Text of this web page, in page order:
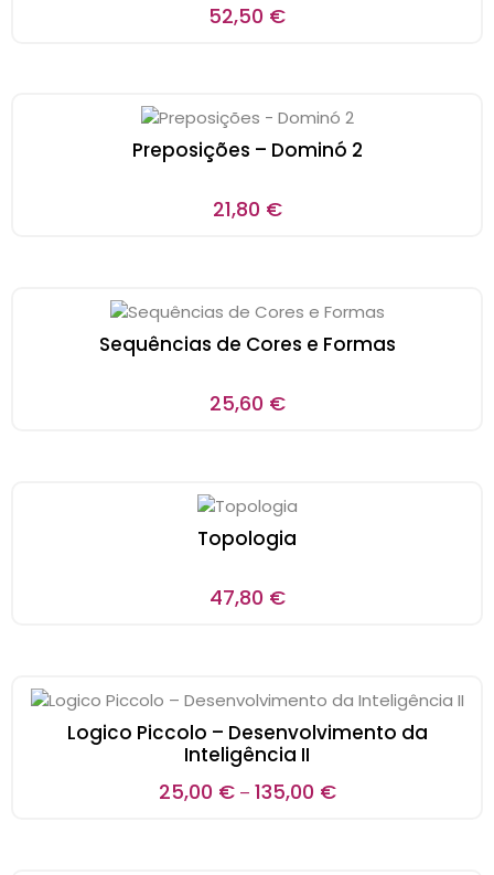
52,50 €
Preposições – Dominó 2
21,80 €
Sequências de Cores e Formas
25,60 €
Topologia
47,80 €
Logico Piccolo – Desenvolvimento da
Inteligência II
25,00 € – 135,00 €